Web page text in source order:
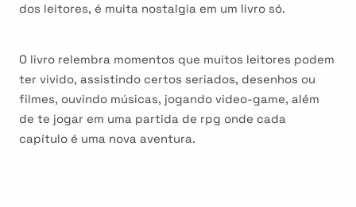
dos leitores, é muita nostalgia em um livro só.
O livro relembra momentos que muitos leitores podem
ter vivido, assistindo certos seriados, desenhos ou
filmes, ouvindo músicas, jogando video-game, além
de te jogar em uma partida de rpg onde cada
capítulo é uma nova aventura.